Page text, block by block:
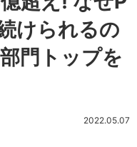
けられるの
門トップを
2022.05.07